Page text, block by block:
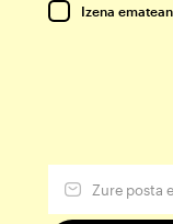
Izena ematean